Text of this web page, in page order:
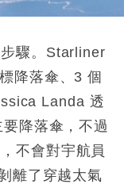
驟。Starliner
降落傘、3 個
Landa 透
降落傘，不過
不會對宇航員
離了穿越太氣